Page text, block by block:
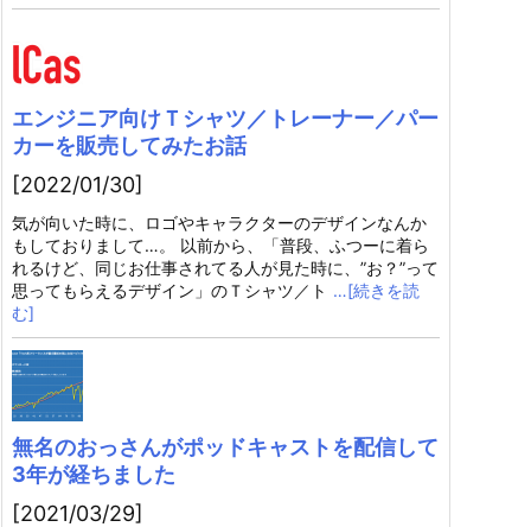
エンジニア向けＴシャツ／トレーナー／パー
カーを販売してみたお話
[2022/01/30]
気が向いた時に、ロゴやキャラクターのデザインなんか
もしておりまして…。 以前から、「普段、ふつーに着ら
れるけど、同じお仕事されてる人が見た時に、”お？”って
思ってもらえるデザイン」のＴシャツ／ト …[続きを読
む]
無名のおっさんがポッドキャストを配信して
3年が経ちました
[2021/03/29]